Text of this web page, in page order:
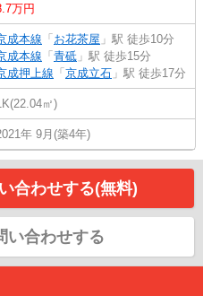
万円
成本線 「 お花茶屋 」駅 徒歩10分
成本線 「 青砥 」駅 徒歩15分
成押上線 「 京成立石 」駅 徒歩17分
㎡)
年 9月(築4年)
合わせする(無料)
い合わせする